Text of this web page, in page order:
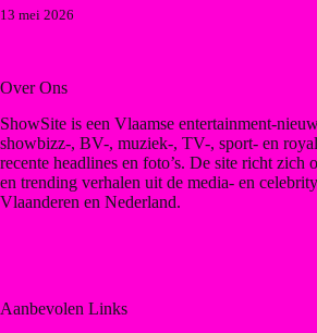
13 mei 2026
Over Ons
ShowSite is een Vlaamse entertainment-
showbizz-, BV-, muziek-, TV-, sport- en
recente headlines en foto’s. De site richt zich
en trending verhalen uit de media- en
Vlaanderen en Nederland.
Aanbevolen Links